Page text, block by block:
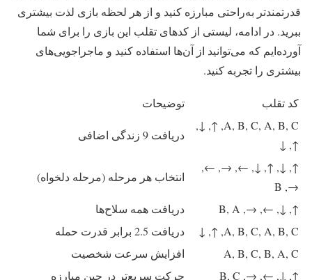
قدرتمندتر به‌راحتی مبارزه کنید و از هر لحظه بازی لذت بیشتری
ببرید. در ادامه، لیستی از کدهای تقلب این بازی را برای شما
آورده‌ایم که می‌توانید از آن‌ها استفاده کنید و ماجراجویی‌های
بیشتری را تجربه کنید.
کد تقلب
توضیحات
A, B, C, A, B, C, ↑, ↓,
↑, ↓
دریافت 9 زندگی اضافی
↑, ↓, ↑, ↓, ←, →, ←,
→, B
انتخاب هر مرحله (مرحله دلخواه)
↑, ↓, ←, →, B, A
دریافت همه سلاح‌ها
A, B, C, A, B, C, ↑, ↓
دریافت 2.5 برابر قدرت حمله
A, B, C, B, A, C
افزایش سرعت شخصیت
↑, ↓, ←, →, B, C
حرکت سریع‌تر در حین مبارزه